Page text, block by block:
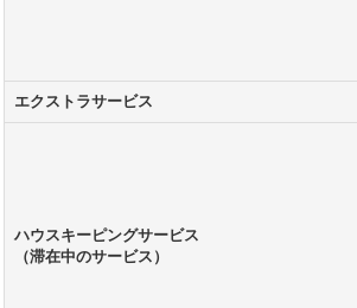
エクストラサービス
ハウスキーピングサービス
（滞在中のサービス）